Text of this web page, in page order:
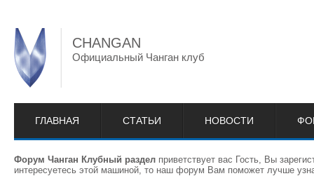
CHANGAN
Официальный Чанган клуб
ГЛАВНАЯ СТАТЬИ НОВОСТИ
Форум Чанган Клубный раздел приветствует вас Гость, Вы
интересуетесь этой машиной, то наш форум Вам поможет лучше